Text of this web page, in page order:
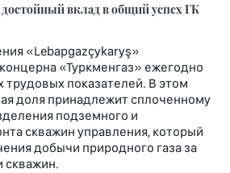
вклад в общий успех ГК
«Lebapgazçykaryş»
«Туркменгаз» ежегодно
трудовых показателей. В этом
доля принадлежит сплоченному
подземного и
скважин управления, который
добычи природного газа за
скважин.